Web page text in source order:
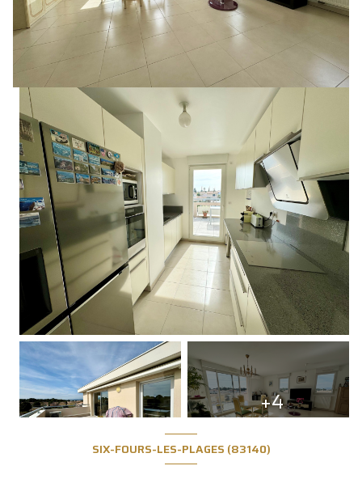
+4
SIX-FOURS-LES-PLAGES (83140)